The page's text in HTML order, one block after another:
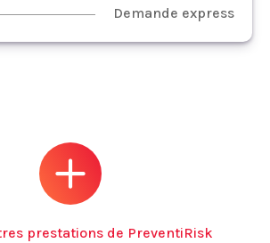
Demande express
prestations de PreventiRisk